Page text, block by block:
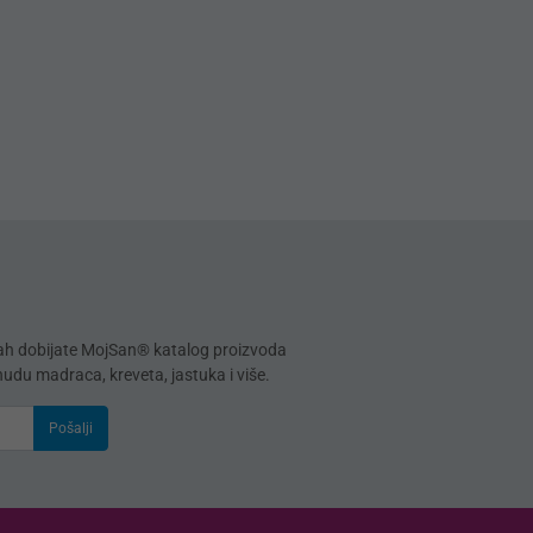
dobijate MojSan® katalog proizvoda
madraca, kreveta, jastuka i više.
Pošalji